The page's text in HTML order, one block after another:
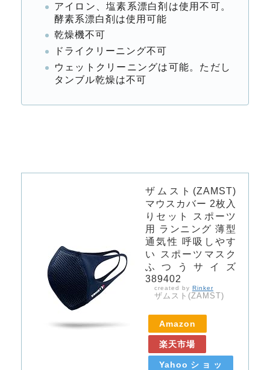
アイロン、塩素系漂白剤は使用不可。
酵素系漂白剤は使用可能
乾燥機不可
ドライクリーニング不可
ウェットクリーニングは可能。ただし
タンブル乾燥は不可
ザムスト(ZAMST)
マウスカバー 2枚入
りセット スポーツ
用 ランニング 薄型
通気性 呼吸しやす
い スポーツマスク
ふつうサイズ
389402
created by Rinker
ザムスト(ZAMST)
Amazon
楽天市場
Yahooショッ